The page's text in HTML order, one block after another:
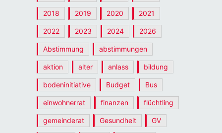
2018 2019 2020 2021
2022 2023 2024 2026
Abstimmung abstimmungen
aktion alter anlass bildung
bodeninitiative Budget Bus
einwohnerrat finanzen flüchtling
gemeinderat Gesundheit GV